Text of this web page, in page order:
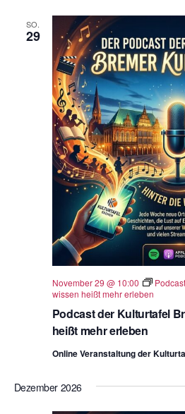
SO.
29
Podcast der Kulturtafel
heißt mehr erleben
November 29 @ 10:00
wissen heißt mehr erleben
Online Veranstaltung der
Dezember 2026